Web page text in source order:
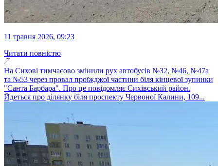
11 травня 2026, 09:23
Читати повністю
На Сихові тимчасово змінили рух автобусів №32, №46, №47а
та №53 через провал проїжджої частини біля кінцевої зупинки
"Санта Барбара". Про це повідомляє Сихівський район.
Йдеться про ділянку біля проспекту Червоної Калини, 109...